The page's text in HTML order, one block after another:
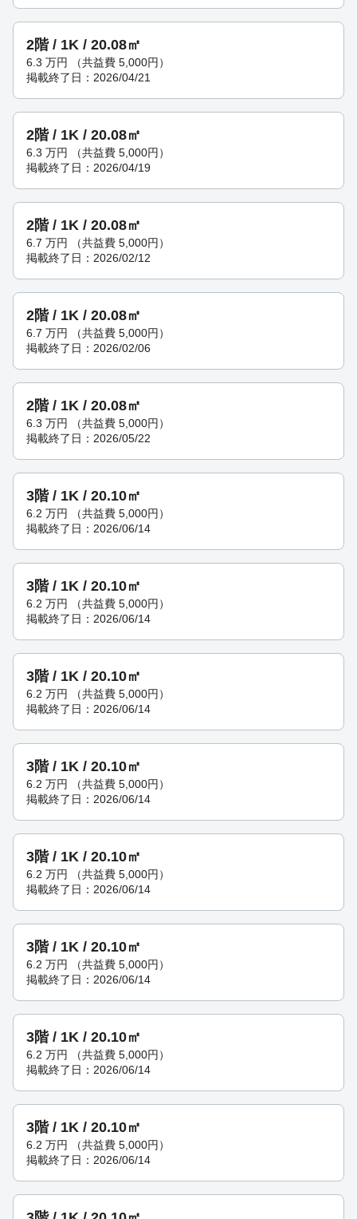
2階 / 1K / 20.08㎡
6.3 万円 （共益費 5,000円）
掲載終了日：2026/04/21
2階 / 1K / 20.08㎡
6.3 万円 （共益費 5,000円）
掲載終了日：2026/04/19
2階 / 1K / 20.08㎡
6.7 万円 （共益費 5,000円）
掲載終了日：2026/02/12
2階 / 1K / 20.08㎡
6.7 万円 （共益費 5,000円）
掲載終了日：2026/02/06
2階 / 1K / 20.08㎡
6.3 万円 （共益費 5,000円）
掲載終了日：2026/05/22
3階 / 1K / 20.10㎡
6.2 万円 （共益費 5,000円）
掲載終了日：2026/06/14
3階 / 1K / 20.10㎡
6.2 万円 （共益費 5,000円）
掲載終了日：2026/06/14
3階 / 1K / 20.10㎡
6.2 万円 （共益費 5,000円）
掲載終了日：2026/06/14
3階 / 1K / 20.10㎡
6.2 万円 （共益費 5,000円）
掲載終了日：2026/06/14
3階 / 1K / 20.10㎡
6.2 万円 （共益費 5,000円）
掲載終了日：2026/06/14
3階 / 1K / 20.10㎡
6.2 万円 （共益費 5,000円）
掲載終了日：2026/06/14
3階 / 1K / 20.10㎡
6.2 万円 （共益費 5,000円）
掲載終了日：2026/06/14
3階 / 1K / 20.10㎡
6.2 万円 （共益費 5,000円）
掲載終了日：2026/06/14